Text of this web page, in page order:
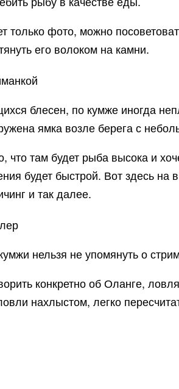
только фото, можно
его волоком на камни.
блесен, по кумже иногда
ямка возле берега с
что там будет рыба высока и
будет быстрой. Вот здесь
и так далее.
нельзя не упомянуть о
конкретно об Оланге,
нахлыстом, легко